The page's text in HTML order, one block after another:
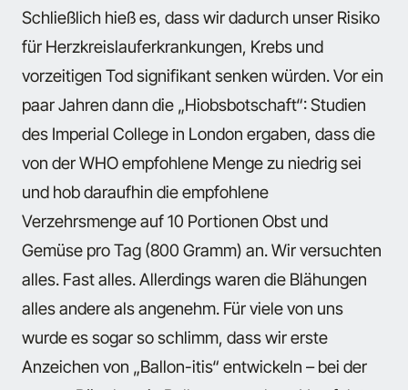
Schließlich hieß es, dass wir dadurch unser Risiko
für Herzkreislauferkrankungen, Krebs und
vorzeitigen Tod signifikant senken würden. Vor ein
paar Jahren dann die „Hiobsbotschaft“: Studien
des Imperial College in London ergaben, dass die
von der WHO empfohlene Menge zu niedrig sei
und hob daraufhin die empfohlene
Verzehrsmenge auf 10 Portionen Obst und
Gemüse pro Tag (800 Gramm) an. Wir versuchten
alles. Fast alles. Allerdings waren die Blähungen
alles andere als angenehm. Für viele von uns
wurde es sogar so schlimm, dass wir erste
Anzeichen von „Ballon-itis“ entwickeln – bei der